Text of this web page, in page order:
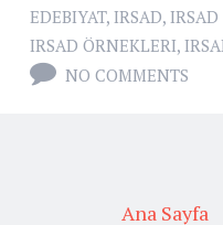
EDEBIYAT, IRSAD,
IRSAD ÖRNEKLERI,
NO COMMENTS
Ana Sayfa